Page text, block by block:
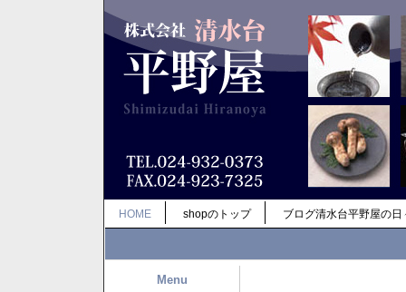
HOME shopのトップ ブログ清水台平野屋の日
Menu